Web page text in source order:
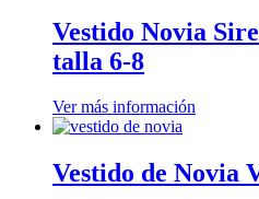
Vestido Novia
talla 6-8
Ver más información
Vestido de Novia